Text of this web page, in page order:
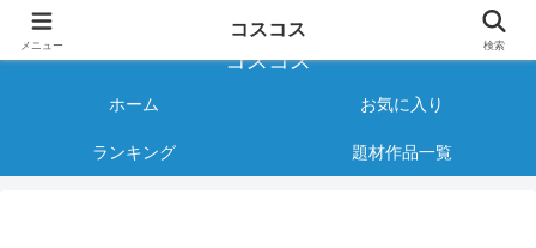
様々なジャンルのコスプレAVをご紹介する情報サイト
コスコス
ホーム お気に入り
ランキング 題材作品一覧
メニュー
コスコス
検索